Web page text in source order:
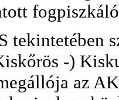
tekintetében
-)
az